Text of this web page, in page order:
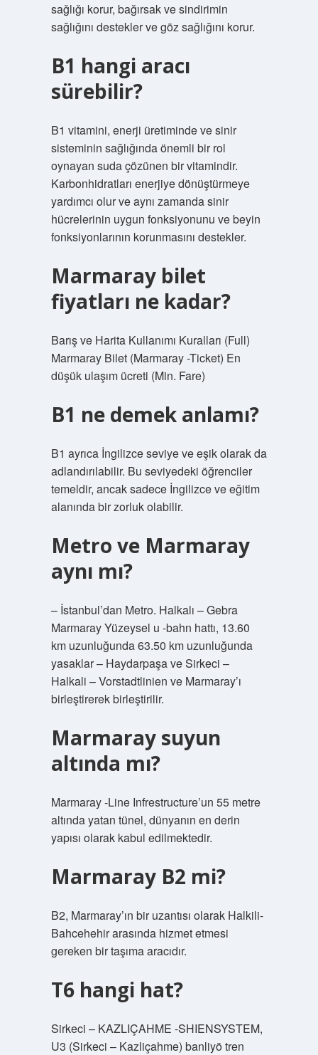
sağlığı korur, bağırsak ve sindirimin
sağlığını destekler ve göz sağlığını korur.
B1 hangi aracı
sürebilir?
B1 vitamini, enerji üretiminde ve sinir
sisteminin sağlığında önemli bir rol
oynayan suda çözünen bir vitamindir.
Karbonhidratları enerjiye dönüştürmeye
yardımcı olur ve aynı zamanda sinir
hücrelerinin uygun fonksiyonunu ve beyin
fonksiyonlarının korunmasını destekler.
Marmaray bilet
fiyatları ne kadar?
Barış ve Harita Kullanımı Kuralları (Full)
Marmaray Bilet (Marmaray -Ticket) En
düşük ulaşım ücreti (Min. Fare)
B1 ne demek anlamı?
B1 ayrıca İngilizce seviye ve eşik olarak da
adlandırılabilir. Bu seviyedeki öğrenciler
temeldir, ancak sadece İngilizce ve eğitim
alanında bir zorluk olabilir.
Metro ve Marmaray
aynı mı?
– İstanbul’dan Metro. Halkalı – Gebra
Marmaray Yüzeysel u -bahn hattı, 13.60
km uzunluğunda 63.50 km uzunluğunda
yasaklar – Haydarpaşa ve Sirkeci –
Halkali – Vorstadtlinien ve Marmaray’ı
birleştirerek birleştirilir.
Marmaray suyun
altında mı?
Marmaray -Line Infrestructure’un 55 metre
altında yatan tünel, dünyanın en derin
yapısı olarak kabul edilmektedir.
Marmaray B2 mi?
B2, Marmaray’ın bir uzantısı olarak Halkili-
Bahcehehir arasında hizmet etmesi
gereken bir taşıma aracıdır.
T6 hangi hat?
Sirkeci – KAZLIÇAHME -SHIENSYSTEM,
U3 (Sirkeci – Kazliçahme) banliyö tren